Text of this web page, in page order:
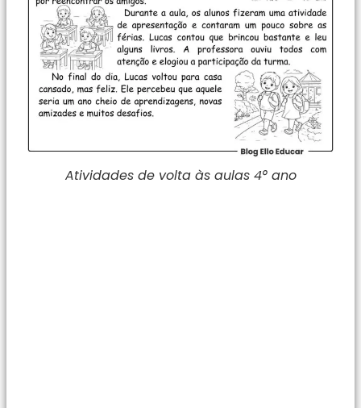
Atividades de volta às aulas 4° ano